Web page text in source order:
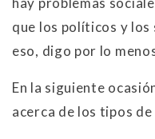
que los políticos y los
eso, digo por lo
En la siguiente
acerca de los tipos